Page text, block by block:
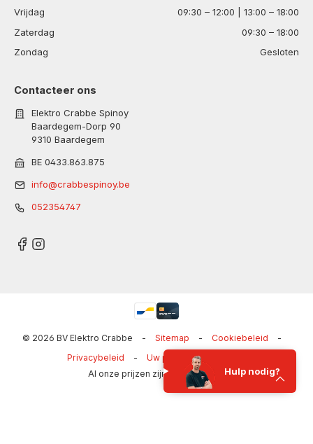
Vrijdag
09:30 – 12:00 | 13:00 – 18:00
Zaterdag
09:30 – 18:00
Zondag
Gesloten
Contacteer ons
Elektro Crabbe Spinoy
Baardegem-Dorp 90
9310 Baardegem
BE 0433.863.875
info@crabbespinoy.be
052354747
© 2026 BV Elektro Crabbe - Sitemap - Cookiebeleid
-
Privacybeleid
- Uw privacy-opties
Al onze prijzen zijn inclusief BTW Hulp nodig?